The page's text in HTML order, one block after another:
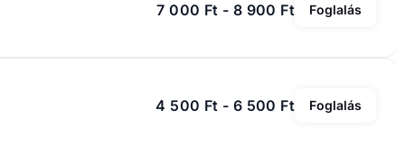
7 000 Ft - 8 900 Ft Foglalás
4 500 Ft - 6 500 Ft Foglalás